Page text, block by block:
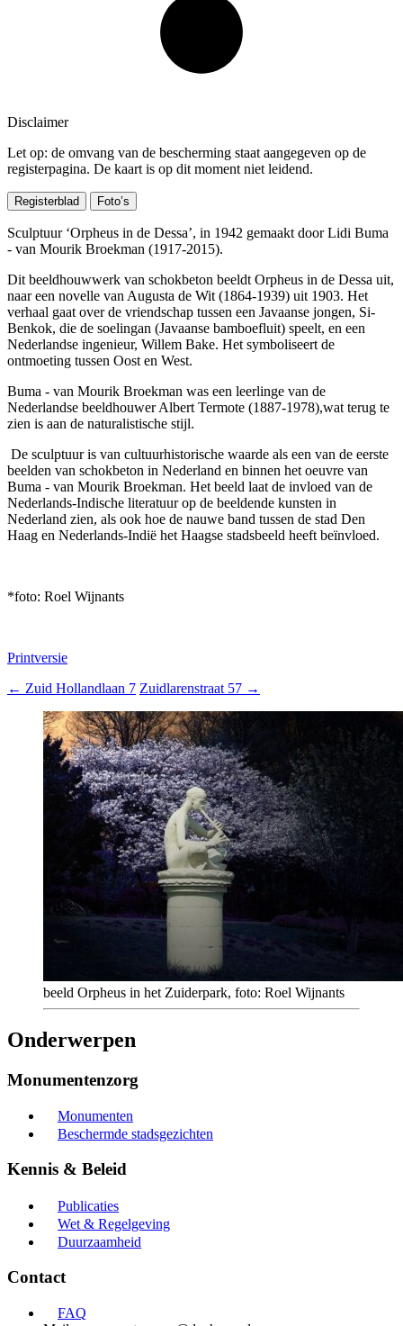
Disclaimer
Let op: de omvang van de bescherming staat aangegeven op de
registerpagina. De kaart is op dit moment niet leidend.
Registerblad Foto’s
Sculptuur ‘Orpheus in de Dessa’, in 1942 gemaakt door Lidi Buma
- van Mourik Broekman (1917-2015).
Dit beeldhouwwerk van schokbeton beeldt Orpheus in de Dessa uit,
naar een novelle van Augusta de Wit (1864-1939) uit 1903. Het
verhaal gaat over de vriendschap tussen een Javaanse jongen, Si-
Benkok, die de soelingan (Javaanse bamboefluit) speelt, en een
Nederlandse ingenieur, Willem Bake. Het symboliseert de
ontmoeting tussen Oost en West.
Buma - van Mourik Broekman was een leerlinge van de
Nederlandse beeldhouwer Albert Termote (1887-1978),wat terug te
zien is aan de naturalistische stijl.
De sculptuur is van cultuurhistorische waarde als een van de eerste
beelden van schokbeton in Nederland en binnen het oeuvre van
Buma - van Mourik Broekman. Het beeld laat de invloed van de
Nederlands-Indische literatuur op de beeldende kunsten in
Nederland zien, als ook hoe de nauwe band tussen de stad Den
Haag en Nederlands-Indië het Haagse stadsbeeld heeft beïnvloed.
*foto: Roel Wijnants
Printversie
← Zuid Hollandlaan 7 Zuidlarenstraat 57 →
beeld Orpheus in het Zuiderpark, foto: Roel Wijnants
Onderwerpen
Monumentenzorg
Monumenten
Beschermde stadsgezichten
Kennis & Beleid
Publicaties
Wet & Regelgeving
Duurzaamheid
Contact
FAQ